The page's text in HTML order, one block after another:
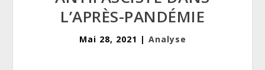
L’APRÈS-PANDÉMIE
Mai 28, 2021 | Analyse